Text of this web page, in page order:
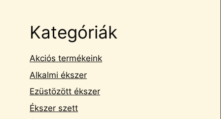
Kategóriák
Akciós termékeink
Alkalmi ékszer
Ezüstözött ékszer
Ékszer szett